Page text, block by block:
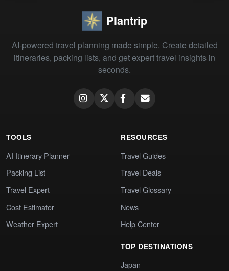
Plantrip
AI-powered travel planning made simple. Create detailed
itineraries, packing lists, and get expert travel insights in
seconds.
TOOLS
AI Itinerary Planner
Packing List
Travel Expert
Cost Estimator
Weather Expert
RESOURCES
Travel Guides
Travel Deals
Travel Glossary
News
Help Center
TOP DESTINATIONS
Japan